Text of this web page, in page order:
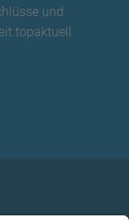
und
topaktuell